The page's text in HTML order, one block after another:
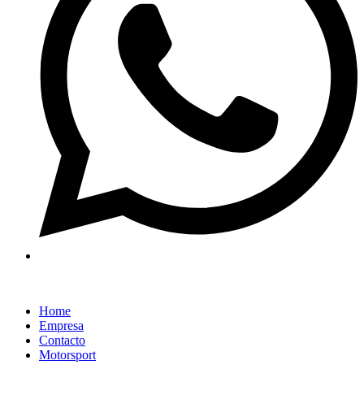
Home
Empresa
Contacto
Motorsport